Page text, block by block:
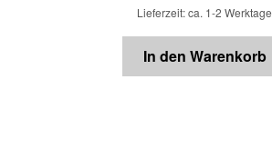
Lieferzeit: ca. 1-2 Werktage
In den Warenkorb